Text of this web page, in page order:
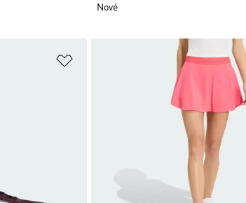
Nové
Přidat do seznamu přání